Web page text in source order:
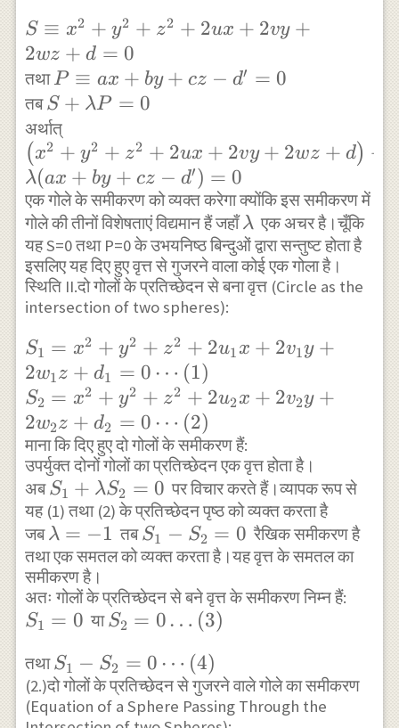
S \equiv
x^{2}+y^{2}+z^{2}+2
u x+2 v y+2 w z+d=0
S ≡ x2 + y2 + z2 + 2ux + 2vy +
2wz + d = 0
तथाP \equiv
ax+by+cz-
d^{\prime}=0
P ≡ ax + by + cz − d′ = 0
तबS+\lambda
P=0
S + λP = 0
अर्थात्\left(x^{2}+y^{2}+z^{2}+2
u x+2 v y+2 w
z+d\right)+\lambda(a x+b
y+c z-d^{\prime})=0
( x2 + y2 + z2 + 2ux + 2vy + 2wz + d) +
λ(ax + by + cz − d′ ) = 0
एक गोले के समीकरण को व्यक्त करेगा क्योंकि इस समीकरण में
गोले की तीनों विशेषताएं विद्यमान हैं जहाँ\lambda
λएक अचर है।चूँकि
यह S=0 तथा P=0 के उभयनिष्ठ बिन्दुओं द्वारा सन्तुष्ट होता है
इसलिए यह दिए हुए वृत्त से गुजरने वाला कोई एक गोला है।
स्थिति II.दो गोलों के प्रतिच्छेदन से बना वृत्त (Circle as the
intersection of two spheres):
S_{1}=x^{2}+y^{2}+z^{2}+2
u_{1} x+2 v_{1} y+2 w_{1}
z+d_{1}=0 \cdots(1)\\
S_{2}=x^{2}+y^{2}+z^{2}+2
u_{2} x+2 v_{2} y+2 w_{2}
z+d_{2}=0 \cdots(2)
S1 = x2 + y2 + z2 + 2u1 x + 2v1y +
2w1z + d1 = 0 ⋯ (1)
S2 = x2 + y2 + z2 + 2u2x + 2v2y +
2w2z + d2 = 0 ⋯ (2)
माना कि दिए हुए दो गोलों के समीकरण हैं:
उपर्युक्त दोनों गोलों का प्रतिच्छेदन एक वृत्त होता है।
अबS_{1}+\lambda
S_{2}=0
S1 + λS2 = 0 पर विचार करते हैं।व्यापक रूप से
यह (1) तथा (2) के प्रतिच्छेदन पृष्ठ को व्यक्त करता है
जब\lambda=-1
λ = −1 तबS_{1}-
S_{2}=0
S1 − S2 = 0 रैखिक समीकरण है
तथा एक समतल को व्यक्त करता है।यह वृत्त के समतल का
समीकरण है।
अतः गोलों के प्रतिच्छेदन से बने वृत्त के समीकरण निम्न हैं:
S_{1}=0
S1 = 0 याS_{2}=0
S2 = 0… (3)
तथाS_{1}-
S_{2}=0
\cdots(4)
S1 − S2 = 0 ⋯ (4)
(2.)दो गोलों के प्रतिच्छेदन से गुजरने वाले गोले का समीकरण
(Equation of a Sphere Passing Through the